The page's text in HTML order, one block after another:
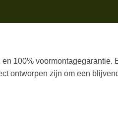
100% voormontagegarantie.
ontworpen zijn om een